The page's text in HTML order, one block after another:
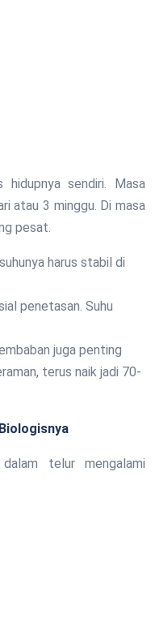
sendiri. Masa
atau 3 minggu. Di masa
pesat.
harus stabil di
penetasan. Suhu
juga penting
terus naik jadi 70-
telur mengalami